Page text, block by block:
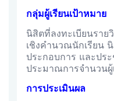
กลุ่มผู้เรียนเป้าหมาย
นิสิตที่ลงทะเบียนรา
เชิงคำนวณนักเรียน
ประกอบการ และปร
ประมาณการจำนวน
การประเมินผล